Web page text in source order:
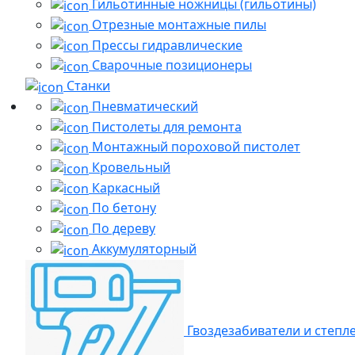
Гильотинные ножницы (гильотины)
Отрезные монтажные пилы
Прессы гидравлические
Сварочные позиционеры
Станки
Пневматический
Пистолеты для ремонта
Монтажный пороховой пистолет
Кровельный
Каркасный
По бетону
По дереву
Аккумуляторный
Гвоздезабиватели и